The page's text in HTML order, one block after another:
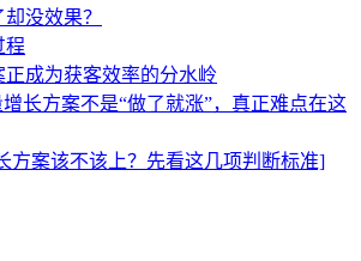
没效果？
程
成为获客效率的分水岭
长方案不是“做了就涨”，真正难点在这
方案该不该上？先看这几项判断标准]